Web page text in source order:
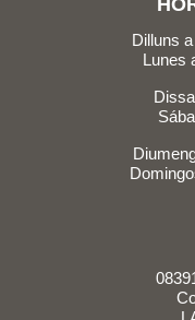
Dilluns
Lunes